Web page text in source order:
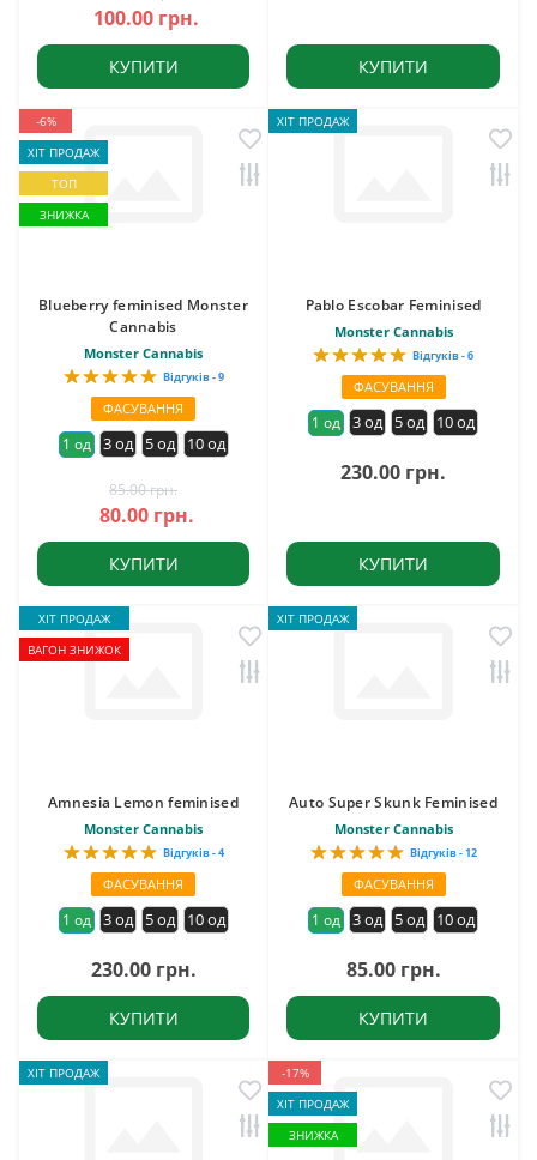
100.00 грн.
КУПИТИ КУПИТИ
-6%
ХІТ ПРОДАЖ
ТОП
ЗНИЖКА
Blueberry feminised Monster
Cannabis
Monster Cannabis
Відгуків - 9
ФАСУВАННЯ
1 од 3 од 5 од 10 од
85.00 грн.
80.00 грн.
КУПИТИ
ХІТ ПРОДАЖ
Pablo Escobar Feminised
Monster Cannabis
Відгуків - 6
ФАСУВАННЯ
1 од 3 од 5 од 10 од
230.00 грн.
КУПИТИ
ХІТ ПРОДАЖ
ВАГОН ЗНИЖОК
Amnesia Lemon feminised
Monster Cannabis
Відгуків - 4
ФАСУВАННЯ
1 од 3 од 5 од 10 од
230.00 грн.
КУПИТИ
ХІТ ПРОДАЖ
Auto Super Skunk Feminised
Monster Cannabis
Відгуків - 12
ФАСУВАННЯ
1 од 3 од 5 од 10 од
85.00 грн.
КУПИТИ
ХІТ ПРОДАЖ
-17%
ХІТ ПРОДАЖ
ЗНИЖКА